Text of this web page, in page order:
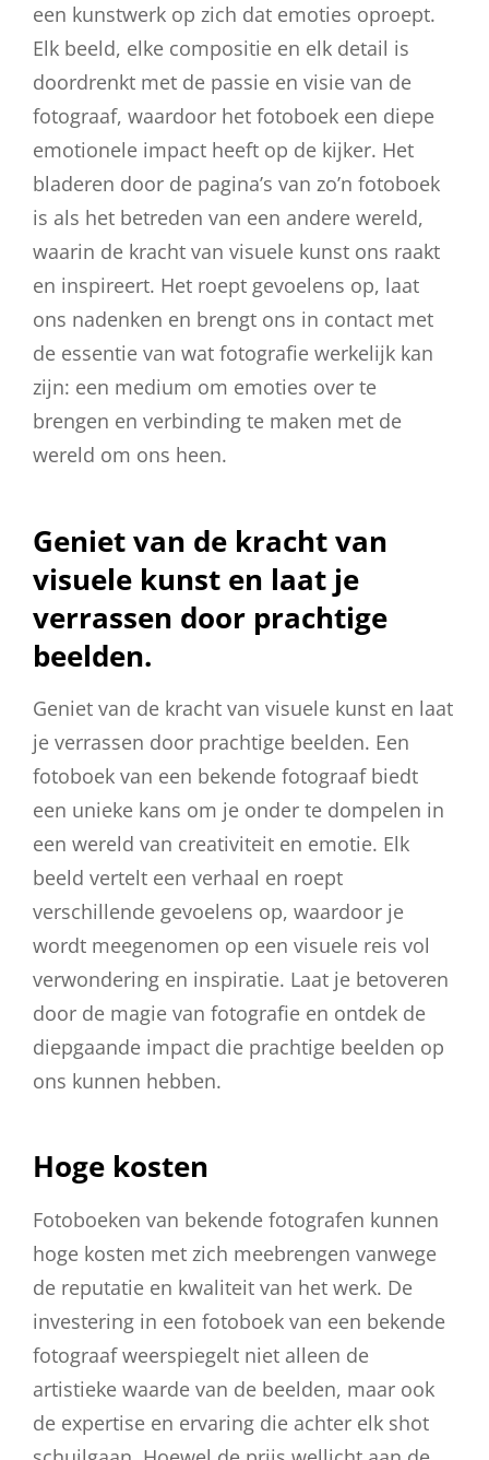
een kunstwerk op zich dat emoties oproept.
Elk beeld, elke compositie en elk detail is
doordrenkt met de passie en visie van de
fotograaf, waardoor het fotoboek een diepe
emotionele impact heeft op de kijker. Het
bladeren door de pagina’s van zo’n fotoboek
is als het betreden van een andere wereld,
waarin de kracht van visuele kunst ons raakt
en inspireert. Het roept gevoelens op, laat
ons nadenken en brengt ons in contact met
de essentie van wat fotografie werkelijk kan
zijn: een medium om emoties over te
brengen en verbinding te maken met de
wereld om ons heen.
Geniet van de kracht van
visuele kunst en laat je
verrassen door prachtige
beelden.
Geniet van de kracht van visuele kunst en laat
je verrassen door prachtige beelden. Een
fotoboek van een bekende fotograaf biedt
een unieke kans om je onder te dompelen in
een wereld van creativiteit en emotie. Elk
beeld vertelt een verhaal en roept
verschillende gevoelens op, waardoor je
wordt meegenomen op een visuele reis vol
verwondering en inspiratie. Laat je betoveren
door de magie van fotografie en ontdek de
diepgaande impact die prachtige beelden op
ons kunnen hebben.
Hoge kosten
Fotoboeken van bekende fotografen kunnen
hoge kosten met zich meebrengen vanwege
de reputatie en kwaliteit van het werk. De
investering in een fotoboek van een bekende
fotograaf weerspiegelt niet alleen de
artistieke waarde van de beelden, maar ook
de expertise en ervaring die achter elk shot